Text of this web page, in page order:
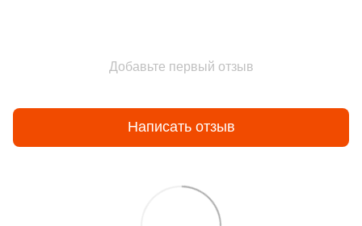
Добавьте первый отзыв
Написать отзыв